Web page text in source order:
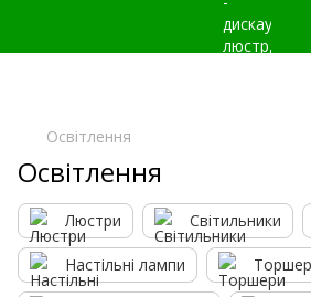
Освітлення
Освітлення
Люстри Світильники
Настільні лампи